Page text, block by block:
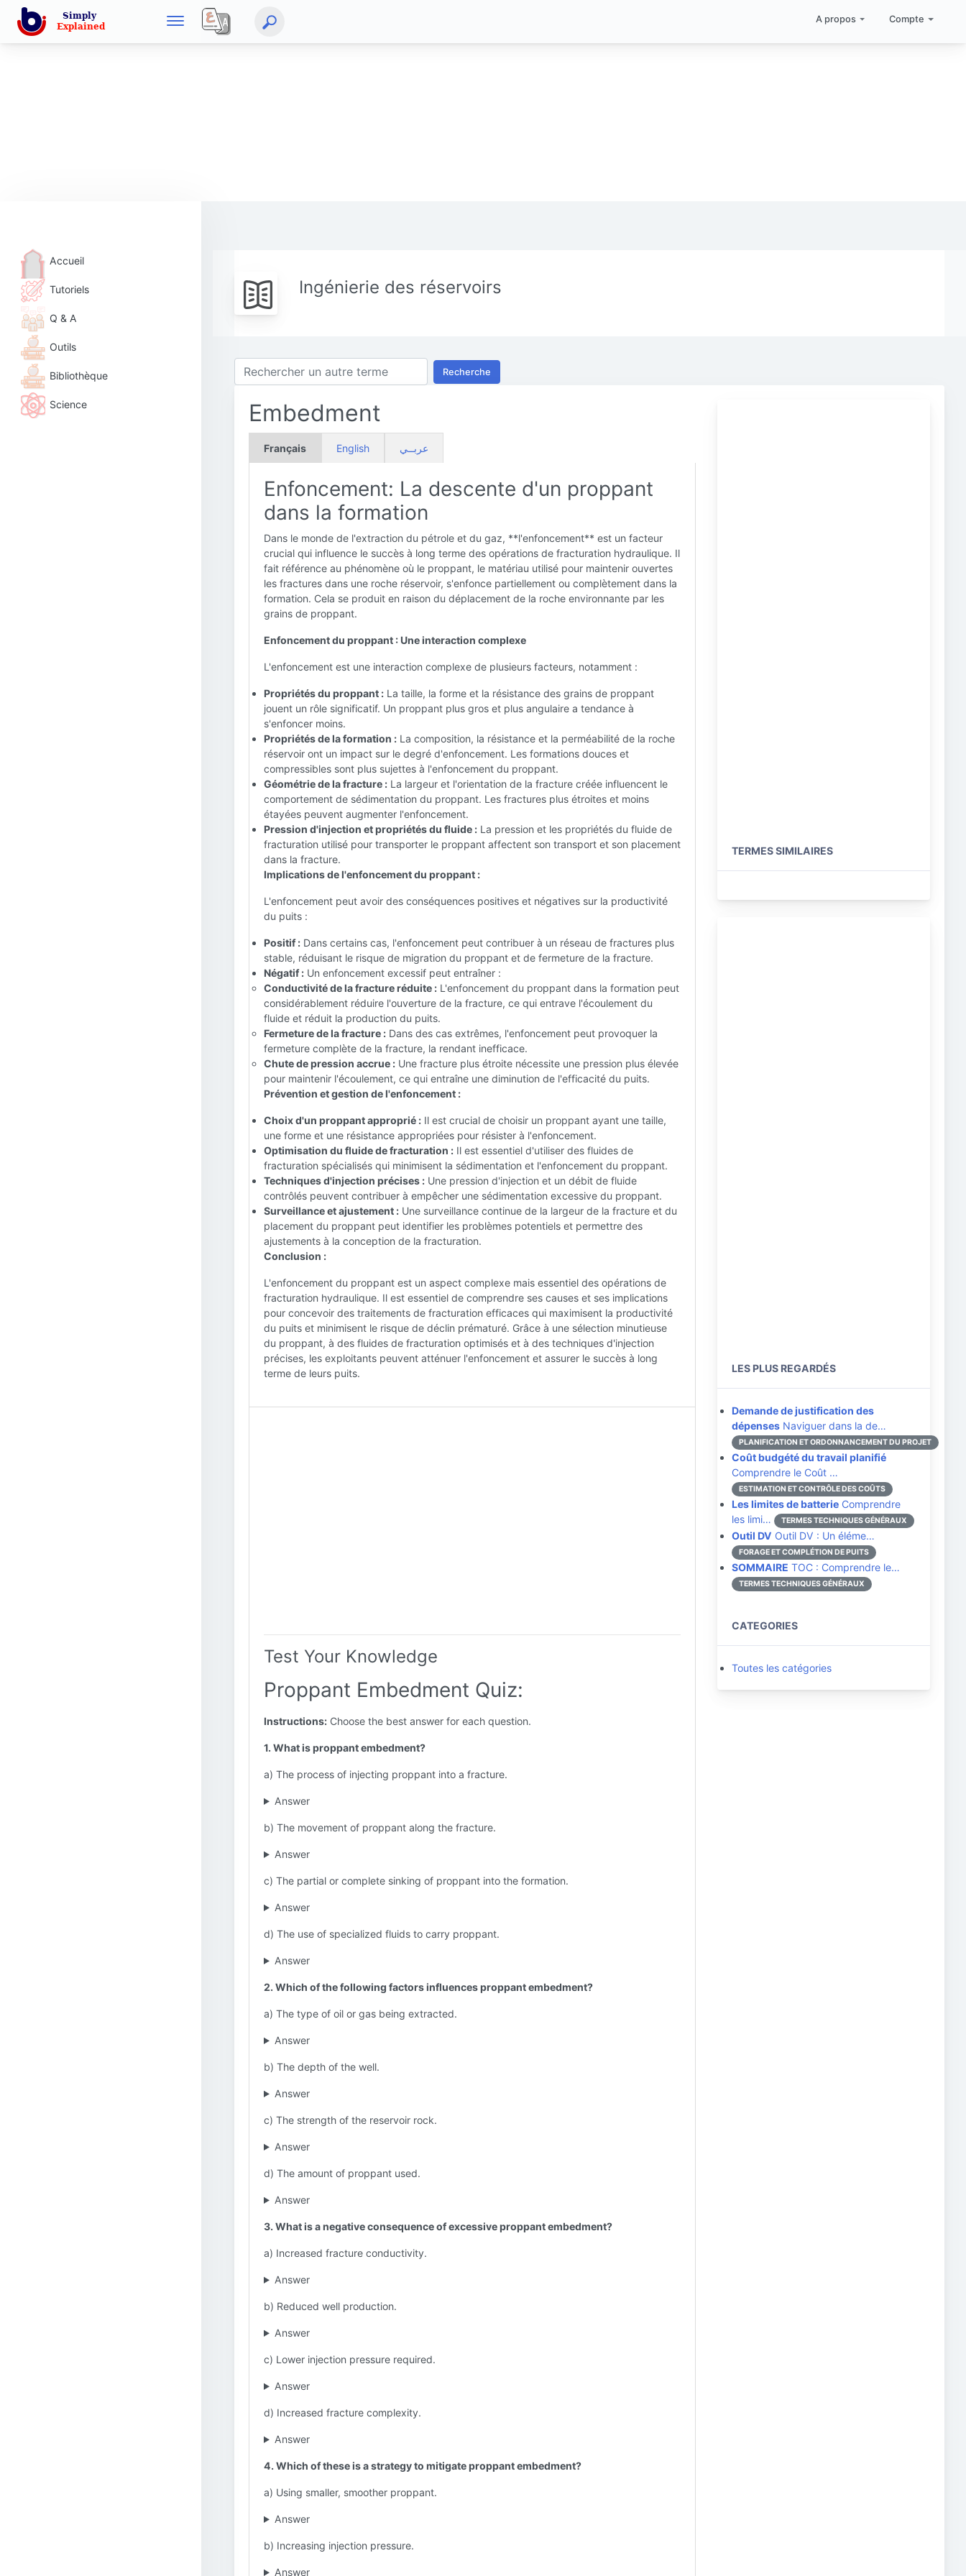
A propos Compte
Accueil
Tutoriels
Q & A
Outils
Bibliothèque
Science
Ingénierie des réservoirs
Recherche
Embedment
Français English عربــي
Enfoncement: La descente d'un proppant
dans la formation
Dans le monde de l'extraction du pétrole et du gaz, **l'enfoncement** est un facteur
crucial qui influence le succès à long terme des opérations de fracturation hydraulique. Il
fait référence au phénomène où le proppant, le matériau utilisé pour maintenir ouvertes
les fractures dans une roche réservoir, s'enfonce partiellement ou complètement dans la
formation. Cela se produit en raison du déplacement de la roche environnante par les
grains de proppant.
Enfoncement du proppant : Une interaction complexe
L'enfoncement est une interaction complexe de plusieurs facteurs, notamment :
Propriétés du proppant : La taille, la forme et la résistance des grains de proppant
jouent un rôle significatif. Un proppant plus gros et plus angulaire a tendance à
s'enfoncer moins.
Propriétés de la formation : La composition, la résistance et la perméabilité de la roche
réservoir ont un impact sur le degré d'enfoncement. Les formations douces et
compressibles sont plus sujettes à l'enfoncement du proppant.
Géométrie de la fracture : La largeur et l'orientation de la fracture créée influencent le
comportement de sédimentation du proppant. Les fractures plus étroites et moins
étayées peuvent augmenter l'enfoncement.
Pression d'injection et propriétés du fluide : La pression et les propriétés du fluide de
fracturation utilisé pour transporter le proppant affectent son transport et son placement
dans la fracture.
Implications de l'enfoncement du proppant :
L'enfoncement peut avoir des conséquences positives et négatives sur la productivité
du puits :
Positif : Dans certains cas, l'enfoncement peut contribuer à un réseau de fractures plus
stable, réduisant le risque de migration du proppant et de fermeture de la fracture.
Négatif : Un enfoncement excessif peut entraîner :
Conductivité de la fracture réduite : L'enfoncement du proppant dans la formation peut
considérablement réduire l'ouverture de la fracture, ce qui entrave l'écoulement du
fluide et réduit la production du puits.
Fermeture de la fracture : Dans des cas extrêmes, l'enfoncement peut provoquer la
fermeture complète de la fracture, la rendant inefficace.
Chute de pression accrue : Une fracture plus étroite nécessite une pression plus élevée
pour maintenir l'écoulement, ce qui entraîne une diminution de l'efficacité du puits.
Prévention et gestion de l'enfoncement :
Choix d'un proppant approprié : Il est crucial de choisir un proppant ayant une taille,
une forme et une résistance appropriées pour résister à l'enfoncement.
Optimisation du fluide de fracturation : Il est essentiel d'utiliser des fluides de
fracturation spécialisés qui minimisent la sédimentation et l'enfoncement du proppant.
Techniques d'injection précises : Une pression d'injection et un débit de fluide
contrôlés peuvent contribuer à empêcher une sédimentation excessive du proppant.
Surveillance et ajustement : Une surveillance continue de la largeur de la fracture et du
placement du proppant peut identifier les problèmes potentiels et permettre des
ajustements à la conception de la fracturation.
Conclusion :
L'enfoncement du proppant est un aspect complexe mais essentiel des opérations de
fracturation hydraulique. Il est essentiel de comprendre ses causes et ses implications
pour concevoir des traitements de fracturation efficaces qui maximisent la productivité
du puits et minimisent le risque de déclin prématuré. Grâce à une sélection minutieuse
du proppant, à des fluides de fracturation optimisés et à des techniques d'injection
précises, les exploitants peuvent atténuer l'enfoncement et assurer le succès à long
terme de leurs puits.
Test Your Knowledge
Proppant Embedment Quiz:
Instructions: Choose the best answer for each question.
1. What is proppant embedment?
a) The process of injecting proppant into a fracture.
Answer
b) The movement of proppant along the fracture.
Answer
c) The partial or complete sinking of proppant into the formation.
Answer
d) The use of specialized fluids to carry proppant.
Answer
2. Which of the following factors influences proppant embedment?
a) The type of oil or gas being extracted.
Answer
b) The depth of the well.
Answer
c) The strength of the reservoir rock.
Answer
d) The amount of proppant used.
Answer
3. What is a negative consequence of excessive proppant embedment?
a) Increased fracture conductivity.
Answer
b) Reduced well production.
Answer
c) Lower injection pressure required.
Answer
d) Increased fracture complexity.
Answer
4. Which of these is a strategy to mitigate proppant embedment?
a) Using smaller, smoother proppant.
Answer
b) Increasing injection pressure.
Answer
TERMES SIMILAIRES
LES PLUS REGARDÉS
Demande de justification des
dépenses Naviguer dans la de…
PLANIFICATION ET ORDONNANCEMENT DU PROJET
Coût budgété du travail planifié
Comprendre le Coût …
ESTIMATION ET CONTRÔLE DES COÛTS
Les limites de batterie Comprendre
les limi…
TERMES TECHNIQUES GÉNÉRAUX
Outil DV Outil DV : Un éléme…
FORAGE ET COMPLÉTION DE PUITS
SOMMAIRE TOC : Comprendre le…
TERMES TECHNIQUES GÉNÉRAUX
CATEGORIES
Toutes les catégories